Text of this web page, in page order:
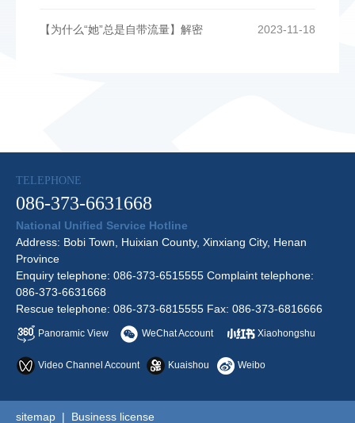
2023-11-18
【为什么“她”总是自带流量】解密
TELEPHONE
086-373-6631668
National Unified Service Hotline
Address: Bobi Town, Huixian County, Xinxiang City, Henan
Province
Enquiry telephone: 086-373-6515555 Complaint telephone:
086-373-6631668
Rescue telephone: 086-373-6815555 Fax: 086-373-6816666
Panoramic View WeChat Account Xiaohongshu
Video Channel Account Kuaishou Weibo
sitemap | Business license